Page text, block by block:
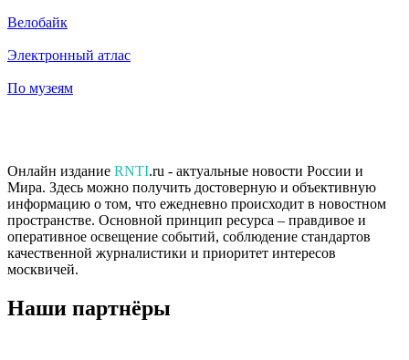
Велобайк
Электронный атлас
По музеям
Онлайн издание RNTI.ru - актуальные новости России и
Мира. Здесь можно получить достоверную и объективную
информацию о том, что ежедневно происходит в новостном
пространстве. Основной принцип ресурса – правдивое и
оперативное освещение событий, соблюдение стандартов
качественной журналистики и приоритет интересов
москвичей.
Наши партнёры